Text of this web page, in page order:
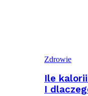
Zdrowie
Ile
I